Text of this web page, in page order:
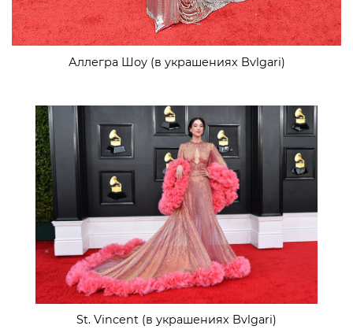
Аллегра Шоу (в украшениях Bvlgari)
St. Vincent (в украшениях Bvlgari)